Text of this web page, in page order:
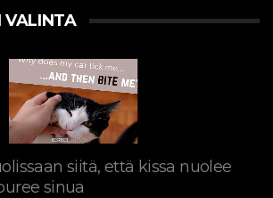
VALINTA
siitä, että kissa nuolee
sinua